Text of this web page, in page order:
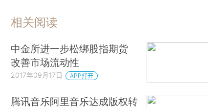
相关阅读
中金所进一步松绑股指期货
改善市场流动性
2017年09月17日 APP打开
腾讯音乐阿里音乐达成版权转